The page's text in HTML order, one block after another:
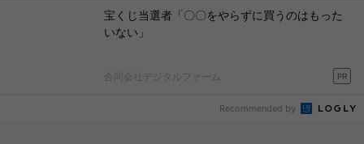
宝くじ当選者「〇〇をやらずに買うのはもった
いない」
合同会社デジタルファーム PR
Recommended by